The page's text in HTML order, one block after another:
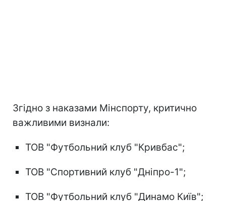
Згідно з наказами Мінспорту, критично
важливими визнали:
ТОВ "Футбольний клуб "Кривбас";
ТОВ "Спортивний клуб "Дніпро-1";
ТОВ "Футбольний клуб "Динамо Київ";